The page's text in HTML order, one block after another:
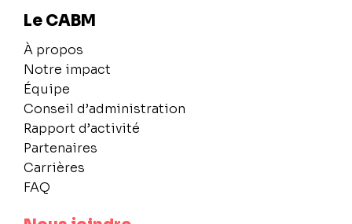
Le CABM
À propos
Notre impact
Équipe
Conseil d’administration
Rapport d’activité
Partenaires
Carrières
FAQ